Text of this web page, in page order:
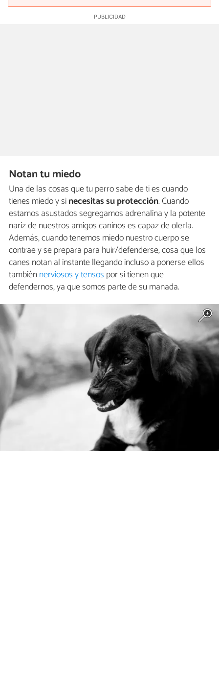
Notan tu miedo
Una de las cosas que tu perro sabe de ti es cuando
tienes miedo y sinecesitas su protección. Cuando
estamos asustados segregamos adrenalina y la potente
nariz de nuestros amigos caninos es capaz de olerla.
Además, cuando tenemos miedo nuestro cuerpo se
contrae y se prepara para huir/defenderse, cosa que los
canes notan al instante llegando incluso a ponerse ellos
tambiénnerviosos y tensos por si tienen que
defendernos, ya que somos parte de su manada.